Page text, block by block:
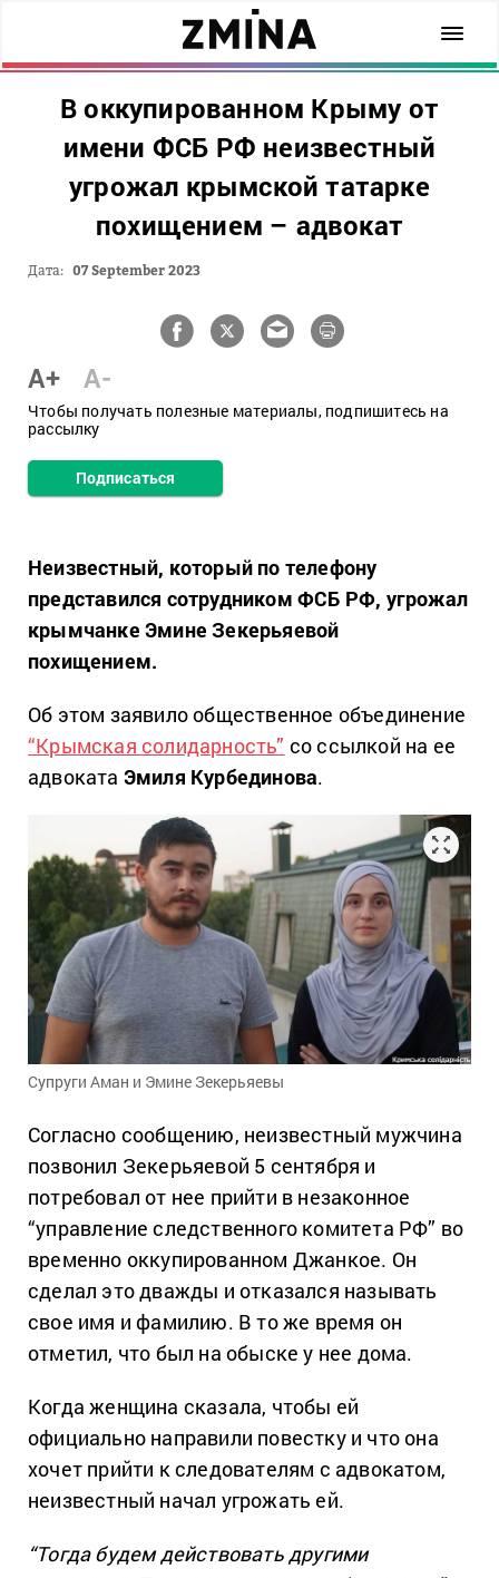
В оккупированном Крыму от
имени ФСБ РФ неизвестный
угрожал крымской татарке
похищением – адвокат
Дата: 07 September 2023
A+ A-
Чтобы получать полезные материалы, подпишитесь на
рассылку
Подписаться
Неизвестный, который по телефону
представился сотрудником ФСБ РФ, угрожал
крымчанке Эмине Зекерьяевой
похищением.
Об этом заявило общественное объединение
“Крымская солидарность” со ссылкой на ее
адвоката Эмиля Курбединова.
Супруги Аман и Эмине Зекерьяевы
Согласно сообщению, неизвестный мужчина
позвонил Зекерьяевой 5 сентября и
потребовал от нее прийти в незаконное
“управление следственного комитета РФ” во
временно оккупированном Джанкое. Он
сделал это дважды и отказался называть
свое имя и фамилию. В то же время он
отметил, что был на обыске у нее дома.
Когда женщина сказала, чтобы ей
официально направили повестку и что она
хочет прийти к следователям с адвокатом,
неизвестный начал угрожать ей.
“Тогда будем действовать другими